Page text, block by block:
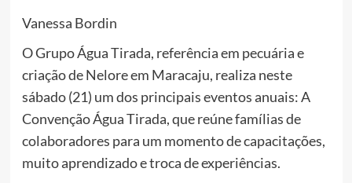
Vanessa Bordin
O Grupo Água Tirada, referência em pecuária e
criação de Nelore em Maracaju, realiza neste
sábado (21) um dos principais eventos anuais: A
Convenção Água Tirada, que reúne famílias de
colaboradores para um momento de capacitações,
muito aprendizado e troca de experiências.